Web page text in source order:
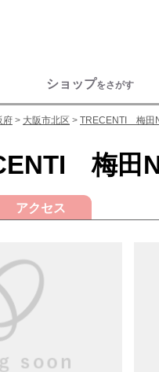
ショップをさがす
府 大阪市北区 TRECENTI 梅田
梅田
アクセス